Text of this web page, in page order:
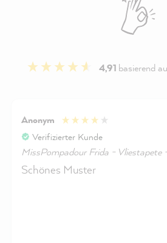
4,91 basierend
Anonym
Verifizierter Kunde
MissPompadour Frida -
Schönes Muster